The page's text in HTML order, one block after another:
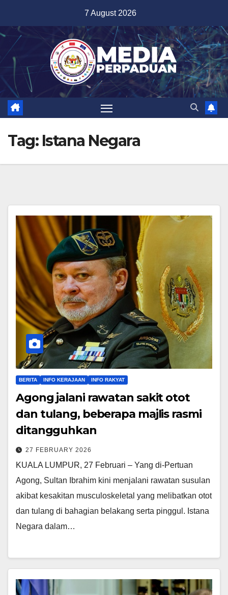
content
7 August 2026
Tag: Istana Negara
BERITA INFO KERAJAAN INFO RAKYAT
Agong jalani rawatan sakit otot
dan tulang, beberapa majlis rasmi
ditangguhkan
27 FEBRUARY 2026
KUALA LUMPUR, 27 Februari – Yang di-Pertuan
Agong, Sultan Ibrahim kini menjalani rawatan susulan
akibat kesakitan musculoskeletal yang melibatkan otot
dan tulang di bahagian belakang serta pinggul. Istana
Negara dalam…